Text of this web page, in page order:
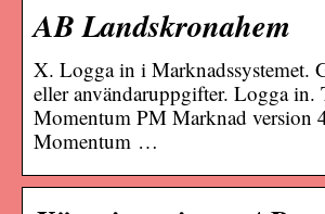
AB Landskronahem
X. Logga in i Marknadssystemet.
eller användaruppgifter. Logga
Momentum PM Marknad version
Momentum …